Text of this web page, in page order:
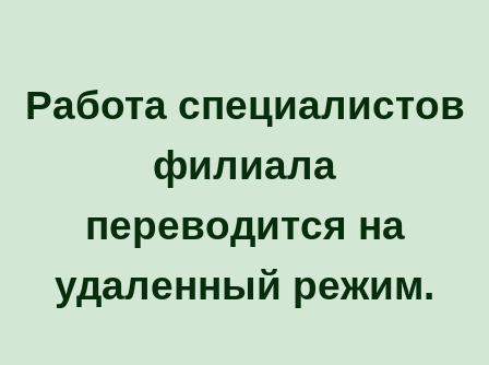
Работа специалистов
филиала
переводится на
удаленный режим.